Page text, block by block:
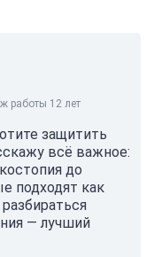
работы 12 лет
защитить
всё важное:
до
подходят как
— лучший